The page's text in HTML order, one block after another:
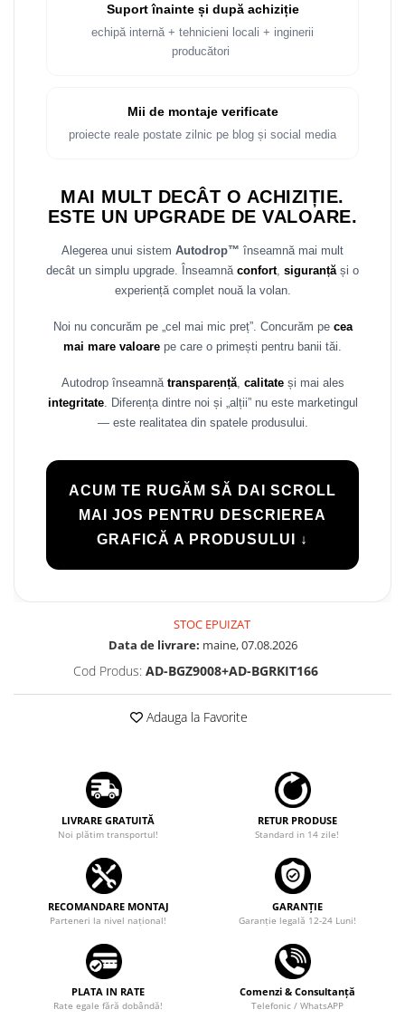
Rame adaptoare Volvo
Rame Adaptoare Porsche
Rame adaptoare Peugeot
Rame adaptoare Citroen
Rame adaptoare Daihatsu
Rame adaptoare Mazda
Rame adaptoare Alfa Romeo
Rame adaptoare Nissan
Rame adaptoare Hyundai
Rame adaptoare Chevrolet
Rame adaptoare Mitsubishi
Rame adaptoare Jeep
Rame adaptoare Dodge
Rame adaptoare Isuzu
Rame adaptoare Subaru
Rame adaptoare Iveco
Rame adaptoare Land Rover
Rame adaptoare Hummer
Camere marșarier auto
Suport înainte și după achiziție
echipă internă + tehnicieni locali + inginerii
producători
Mii de montaje verificate
proiecte reale postate zilnic pe blog și social media
MAI MULT DECÂT O ACHIZIȚIE.
ESTE UN UPGRADE DE VALOARE.
Alegerea unui sistem Autodrop™ înseamnă mai mult
decât un simplu upgrade. Înseamnă confort, siguranță și o
experiență complet nouă la volan.
Noi nu concurăm pe „cel mai mic preț”. Concurăm pe cea
mai mare valoare pe care o primești pentru banii tăi.
Autodrop înseamnă transparență, calitateși mai ales
integritate. Diferența dintre noi și „alții” nu este marketingul
— este realitatea din spatele produsului.
ACUM TE RUGĂM SĂ DAI SCROLL
MAI JOS PENTRU DESCRIEREA
GRAFICĂ A PRODUSULUI ↓
STOC EPUIZAT
Data de livrare: maine, 07.08.2026
Cod Produs: AD-BGZ9008+AD-BGRKIT166
Adauga la Favorite
LIVRARE GRATUITĂ
Noi plătim transportul!
RETUR PRODUSE
Standard in 14 zile!
RECOMANDARE MONTAJ
Parteneri la nivel național!
GARANȚIE
Garanţie legală 12-24 Luni!
PLATA IN RATE
Rate egale fără dobândă!
Comenzi & Consultanță
Telefonic / WhatsAPP